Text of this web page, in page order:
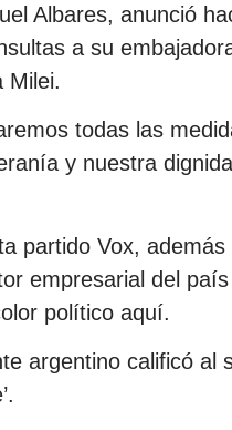
Albares, anunció
a su
Milei.
todas las
y nuestra
partido Vox, además
empresarial del
político aquí.
argentino calificó al